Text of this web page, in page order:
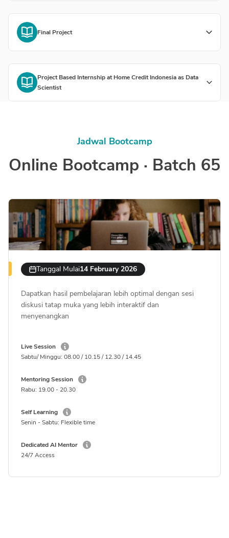
Final Project
Project Based Internship at Home Credit Indonesia as Data
Scientist
Jadwal Bootcamp
Online Bootcamp · Batch 65
Tanggal Mulai14 February 2026
Dapatkan hasil pembelajaran lebih optimal dengan sesi
diskusi tatap muka yang lebih interaktif dan
menyenangkan
Live Session
Sabtu/ Minggu: 08.00 / 10.15 / 12.30 / 14.45
Mentoring Session
Rabu: 19.00 - 20.30
Self Learning
Senin - Sabtu: Flexible time
Dedicated AI Mentor
24/7 Access